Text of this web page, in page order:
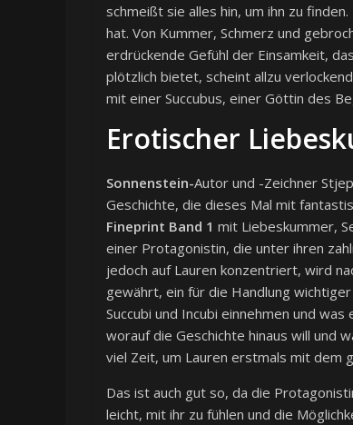
schmeißt sie alles hin, um ihn zu
hat. Von Kummer, Schmerz und
erdrückende Gefühl der Einsamkeit,
plötzlich bietet, scheint allzu
mit einer Succubus, einer Göttin des
Erotischer
Sonnenstein-Autor und -Zeichner
Geschichte, die dieses Mal mit
Fineprint Band 1 mit Liebeskummer,
einer Protagonistin, die unter ihren
jedoch auf Lauren konzentriert, wird
gewährt, ein für die Handlung
Succubi und Incubi einnehmen und
worauf die Geschichte hinaus will und
viel Zeit, um Lauren erstmals mit dem
Das ist auch gut so, da die
leicht, mit ihr zu fühlen und die